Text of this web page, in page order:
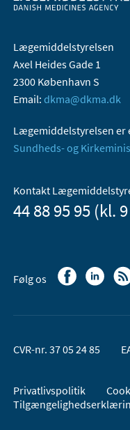
Lægemiddelstyrelsen
Axel Heides Gade 1
2300 København S
Email: dkma@dkma.dk
Lægemiddelstyrelsen er
Sundheds- og
Kontakt
44 88 95 95 (kl.
Følg os
CVR-nr. 37 05 24 85
Privatlivspolitik